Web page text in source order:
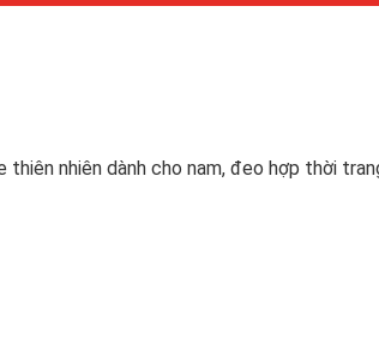
thiên nhiên dành cho nam, đeo hợp thời